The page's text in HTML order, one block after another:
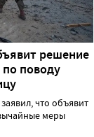
решение
поводу
что объявит
меры